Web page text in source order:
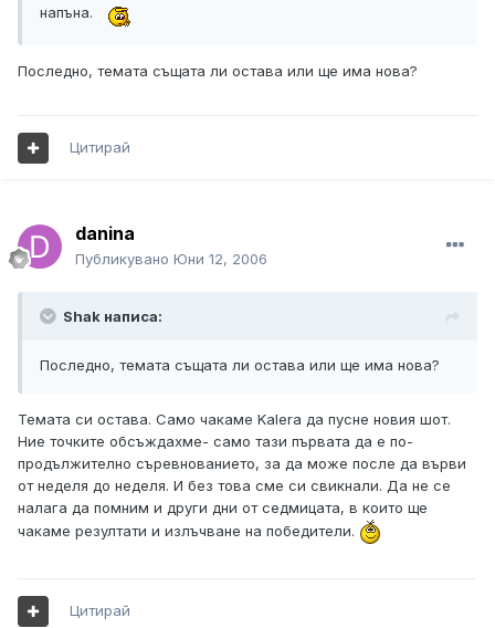
напъна.
Последно, темата същата ли остава или ще има нова?
Цитирай
danina
Публикувано Юни 12, 2006
Shak написа:
Последно, темата същата ли остава или ще има нова?
Темата си остава. Само чакаме Kalera да пусне новия шот.
Ние точките обсъждахме- само тази първата да е по-
продължително съревнованието, за да може после да върви
от неделя до неделя. И без това сме си свикнали. Да не се
налага да помним и други дни от седмицата, в които ще
чакаме резултати и излъчване на победители.
Цитирай